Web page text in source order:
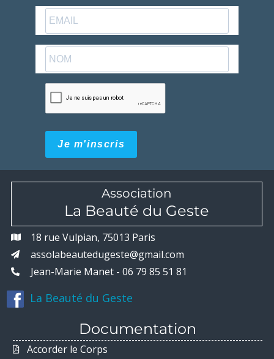
Je m'inscris
Association
La Beauté du Geste
18 rue Vulpian, 75013 Paris
assolabeautedugeste@gmail.com
Jean-Marie Manet - 06 79 85 51 81
La Beauté du Geste
Documentation
Accorder le Corps